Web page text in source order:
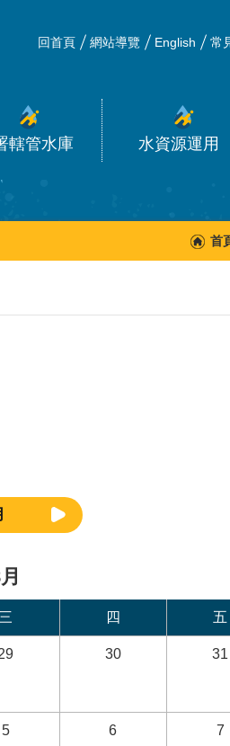
回首頁 網站導覽 English 常
轄管水庫 水資源運用
首
三 四 五
30 31
5 6 7